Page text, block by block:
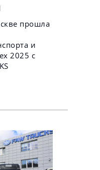
прошла
и
2025 с